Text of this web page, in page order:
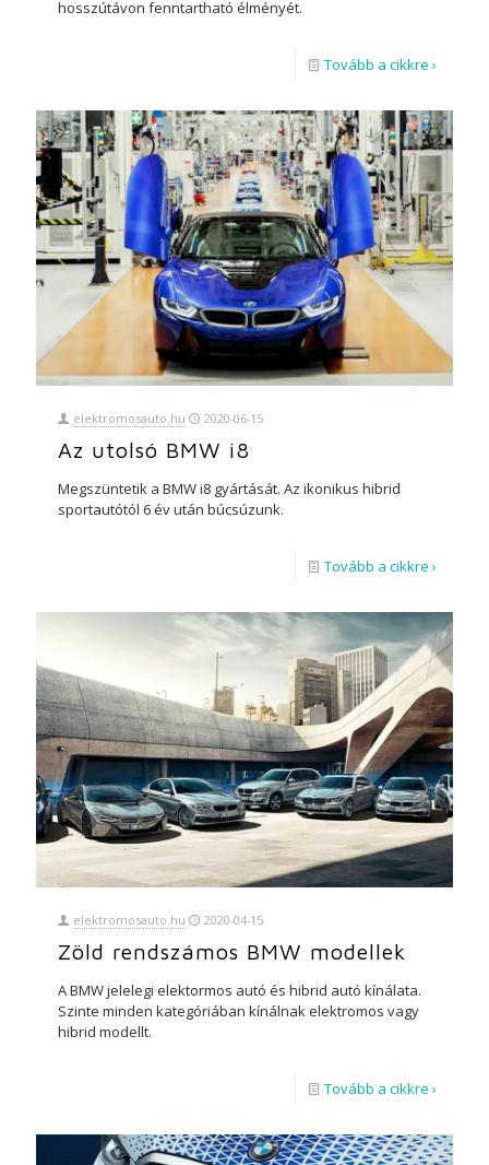
hosszútávon fenntartható élményét.
Tovább a cikkre ›
elektromosauto.hu 2020-06-15
Az utolsó BMW i8
Megszüntetik a BMW i8 gyártását. Az ikonikus hibrid
sportautótól 6 év után búcsúzunk.
Tovább a cikkre ›
elektromosauto.hu 2020-04-15
Zöld rendszámos BMW modellek
A BMW jelelegi elektormos autó és hibrid autó kínálata.
Szinte minden kategóriában kínálnak elektromos vagy
hibrid modellt.
Tovább a cikkre ›